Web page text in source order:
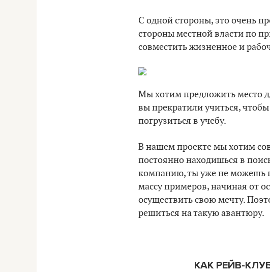
С одной стороны, это очень
стороны местной власти по
совместить жизненное и
Мы хотим предложить место
вы прекратили учиться,
погрузиться в учебу.
В нашем проекте мы хотим
постоянно находишься в
компанию, ты уже не можешь
массу примеров, начиная от
осуществить свою мечту.
решиться на такую авантюру.
КАК РЕЙВ-